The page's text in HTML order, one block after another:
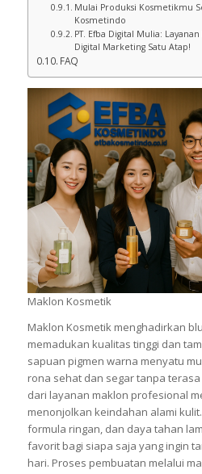
Mulai Produksi Kosmetikmu
Kosmetindo
PT. Efba Digital Mulia:
Digital Marketing Satu Atap!
FAQ
Maklon Kosmetik
Maklon Kosmetik menghadirkan
memadukan kualitas tinggi dan
sapuan pigmen warna menyatu
rona sehat dan segar tanpa
dari layanan maklon profesional
menonjolkan keindahan alami
formula ringan, dan daya tahan
favorit bagi siapa saja yang ingin
hari. Proses pembuatan melalui